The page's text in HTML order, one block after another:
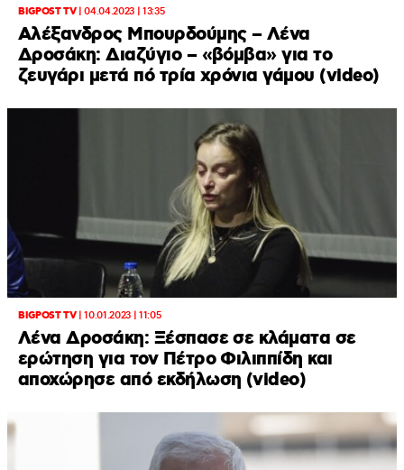
BIGPOST TV|04.04.2023 | 13:35
Αλέξανδρος Μπουρδούμης – Λένα
Δροσάκη: Διαζύγιο – «βόμβα» για το
ζευγάρι μετά πό τρία χρόνια γάμου (video)
BIGPOST TV|10.01.2023 | 11:05
Λένα Δροσάκη: Ξέσπασε σε κλάματα σε
ερώτηση για τον Πέτρο Φιλιππίδη και
αποχώρησε από εκδήλωση (video)